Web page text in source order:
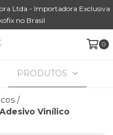
Ltda - Importadora Exclusiva
no Brasil
0
PRODUTOS
/
Vinílico